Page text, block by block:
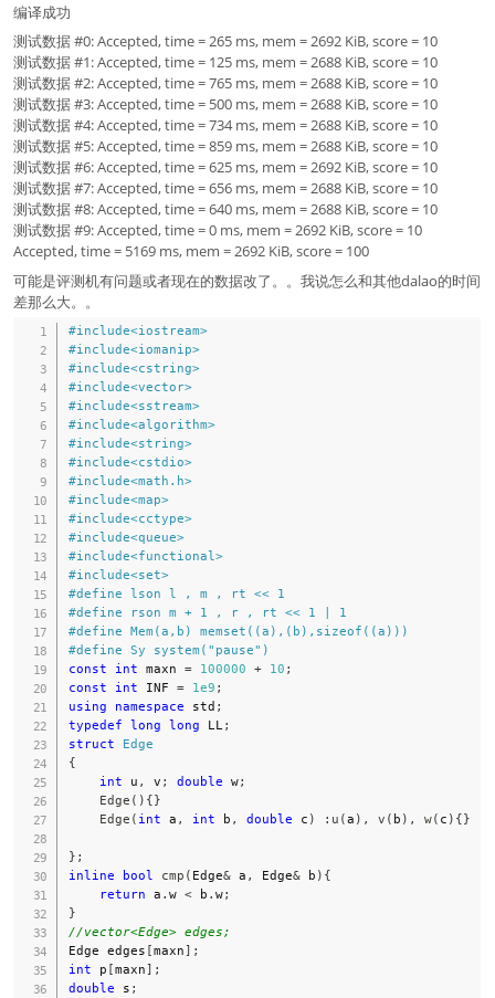
编译成功
测试数据 #0: Accepted, time = 265 ms, mem = 2692 KiB, score = 10
测试数据 #1: Accepted, time = 125 ms, mem = 2688 KiB, score = 10
测试数据 #2: Accepted, time = 765 ms, mem = 2688 KiB, score = 10
测试数据 #3: Accepted, time = 500 ms, mem = 2688 KiB, score = 10
测试数据 #4: Accepted, time = 734 ms, mem = 2688 KiB, score = 10
测试数据 #5: Accepted, time = 859 ms, mem = 2688 KiB, score = 10
测试数据 #6: Accepted, time = 625 ms, mem = 2692 KiB, score = 10
测试数据 #7: Accepted, time = 656 ms, mem = 2688 KiB, score = 10
测试数据 #8: Accepted, time = 640 ms, mem = 2688 KiB, score = 10
测试数据 #9: Accepted, time = 0 ms, mem = 2692 KiB, score = 10
Accepted, time = 5169 ms, mem = 2692 KiB, score = 100
可能是评测机有问题或者现在的数据改了。。我说怎么和其他dalao的时间
差那么大。。
#include<iostream>
#include<iomanip>
#include<cstring>
#include<vector>
#include<sstream>
#include<algorithm>
#include<string>
#include<cstdio>
#include<math.h>
#include<map>
#include<cctype>
#include<queue>
#include<functional>
#include<set>
#define lson l , m , rt <<
1
#define rson m + 1 , r , rt << 1
1
#define Mem (a , b ) memset ( (a ) , ( b ) , sizeof ( (a ) ) )
#define Sy system ( "pause" )
const
int maxn = 100000 + 10 ;
const
int INF = 1e9 ;
using
namespace std ;
typedef long long LL;
struct
Edge
{
int u , v ; double w;
Edge ( ) {}
Edge ( int a , int b , double c ) : u (a ) , v ( b ) , w( c ) {}
} ;
inline
bool cmp ( Edge& a , Edge& b ) {
return a . w < b . w;
}
//vector<Edge> edges;
Edge edges [maxn] ;
int p [maxn] ;
double s ;